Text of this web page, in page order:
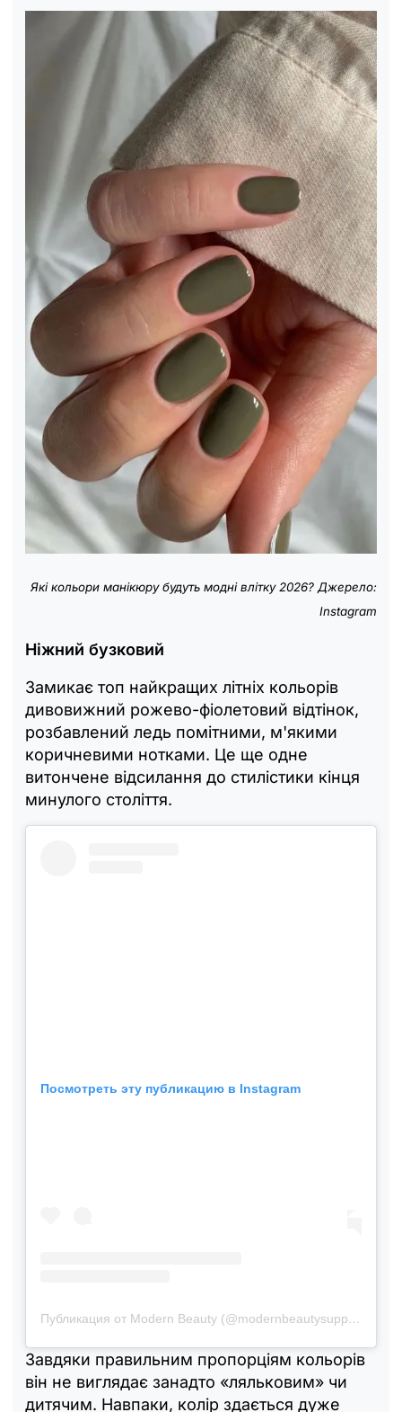
Які кольори манікюру будуть модні влітку 2026? Джерело:
Instagram
Ніжний бузковий
Замикає топ найкращих літніх кольорів
дивовижний рожево-фіолетовий відтінок,
розбавлений ледь помітними, м'якими
коричневими нотками. Це ще одне
витончене відсилання до стилістики кінця
минулого століття.
Посмотреть эту публикацию в Instagram
Публикация от Modern Beauty (@modernbeautysupplies)
Завдяки правильним пропорціям кольорів
він не виглядає занадто «ляльковим» чи
дитячим. Навпаки, колір здається дуже